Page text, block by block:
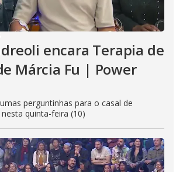
encara Terapia de
Márcia Fu | Power
perguntinhas para o casal de
quinta-feira (10)